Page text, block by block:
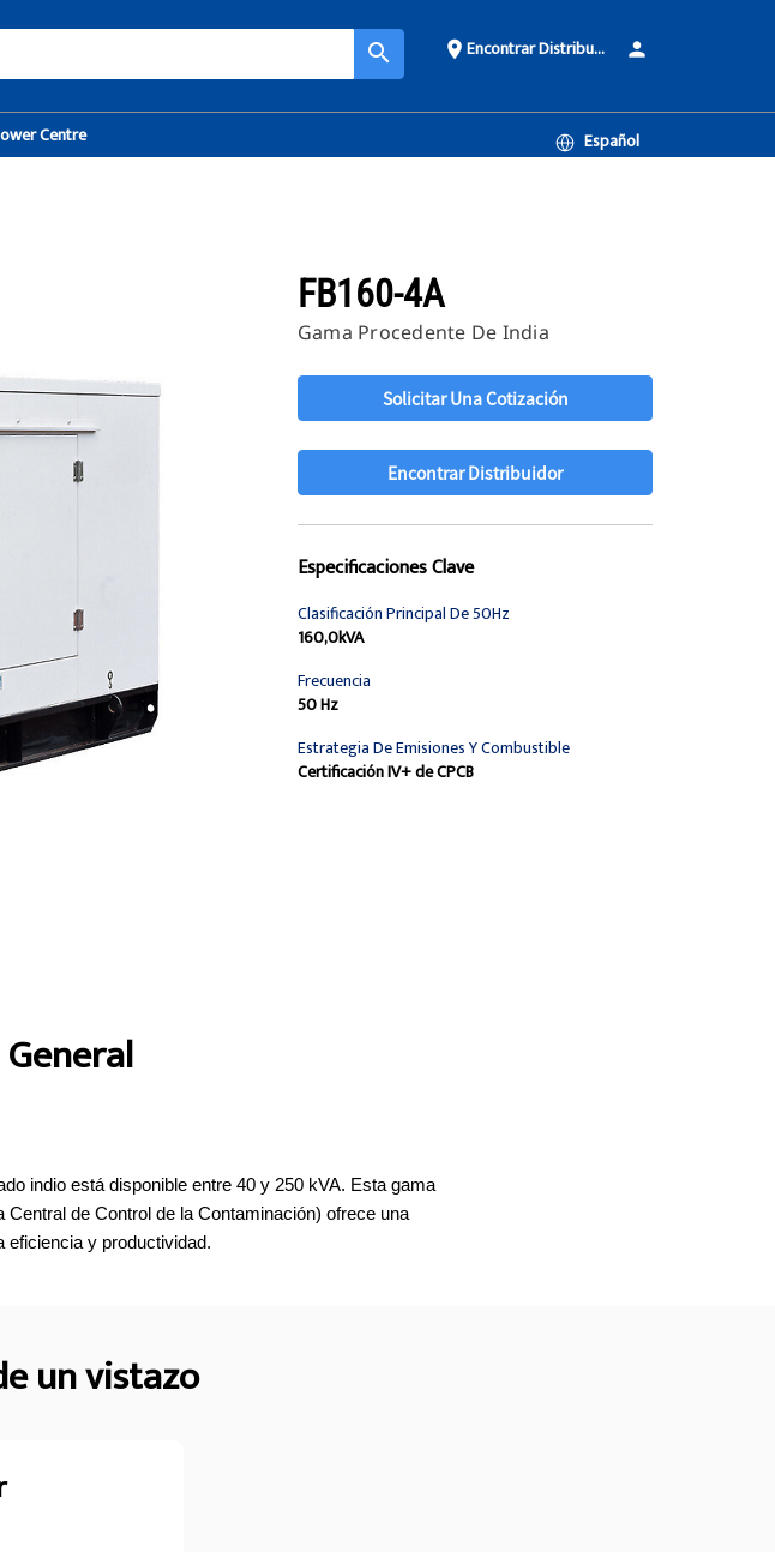
search place Encontrar Distribuidor person
Centre Español
FB160-4A
Gama Procedente De India
Solicitar Una Cotización
Encontrar Distribuidor
Especificaciones Clave
Clasificación Principal De 50Hz
160,0kVA
Frecuencia
50 Hz
Estrategia De Emisiones Y Combustible
Certificación IV+ de CPCB
indio está disponible entre 40 y 250 kVA. Esta gama
de Control de la Contaminación) ofrece una
eficiencia y productividad.
un vistazo